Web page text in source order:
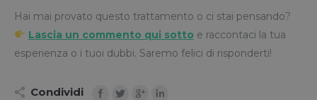
Hai mai provato questo trattamento o ci stai pensando?
Lascia un commento qui sotto e raccontaci la tua
esperienza o i tuoi dubbi. Saremo felici di risponderti!
Condividi